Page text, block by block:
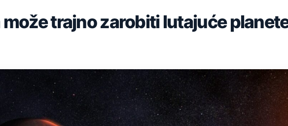
trajno zarobiti lutajuće